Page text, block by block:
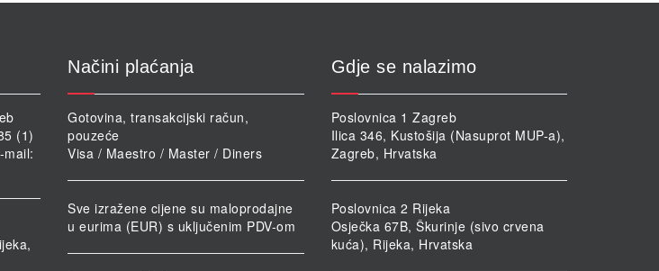
(1)
Načini plaćanja
Gotovina, transakcijski račun,
pouzeće
Visa / Maestro / Master / Diners
Sve izražene cijene su maloprodajne
u eurima (EUR) s uključenim PDV-om
Gdje se nalazimo
Poslovnica 1 Zagreb
Ilica 346, Kustošija (Nasuprot MUP-a),
Zagreb, Hrvatska
Poslovnica 2 Rijeka
Osječka 67B, Škurinje (sivo crvena
kuća), Rijeka, Hrvatska